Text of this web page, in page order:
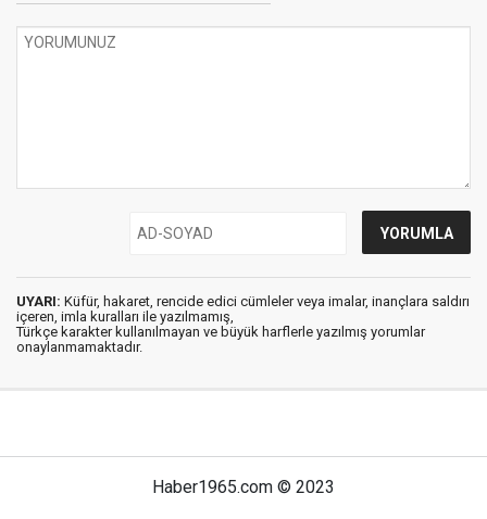
UYARI: Küfür, hakaret, rencide edici cümleler veya imalar, inançlara saldırı
içeren, imla kuralları ile yazılmamış,
Türkçe karakter kullanılmayan ve büyük harflerle yazılmış yorumlar
onaylanmamaktadır.
Haber1965.com © 2023